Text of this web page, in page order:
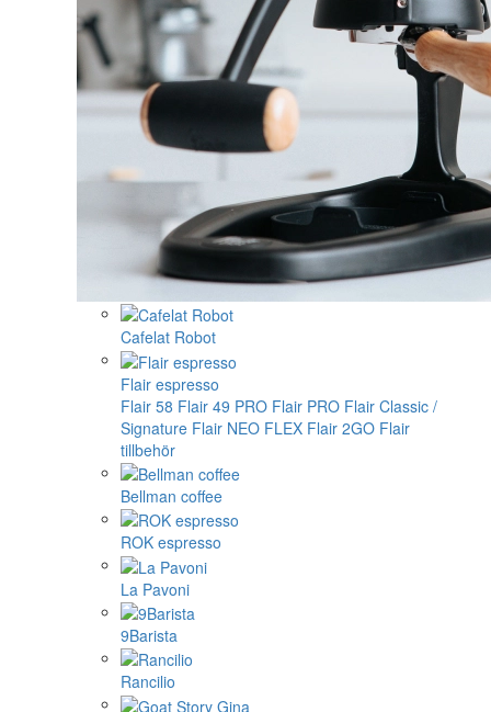
Cafelat Robot
Flair espresso
Flair 58 Flair 49 PRO Flair PRO Flair Classic /
Signature Flair NEO FLEX Flair 2GO Flair
tillbehör
Bellman coffee
ROK espresso
La Pavoni
9Barista
Rancilio